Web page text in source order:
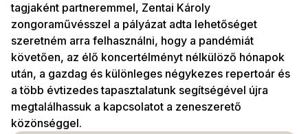
tagjaként partneremmel, Zentai Károly
zongoraművésszel a pályázat adta lehetőséget
szeretném arra felhasználni, hogy a pandémiát
követően, az élő koncertélményt nélkülöző hónapok
után, a gazdag és különleges négykezes repertoár és
a több évtizedes tapasztalatunk segítségével újra
megtalálhassuk a kapcsolatot a zeneszerető
közönséggel.